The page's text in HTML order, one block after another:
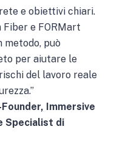
e obiettivi chiari.
e FORMart
metodo, può
per aiutare le
del lavoro reale
Immersive
Specialist di